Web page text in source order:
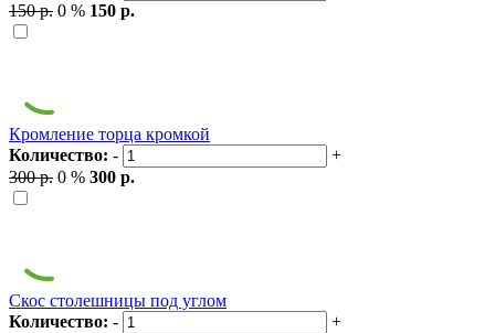
150 р. 0 % 150 р.
Кромление торца кромкой
Количество: -
+
300 р. 0 % 300 р.
Скос столешницы под углом
Количество: -
+